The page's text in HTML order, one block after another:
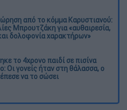
από το κόμμα Καρυστιανού:
Μπρουτζάκη για «αυθαιρεσία,
δολοφονία χαρακτήρων»
το 4χρονο παιδί σε πισίνα
Οι γονείς ήταν στη θάλασσα, ο
να το σώσει